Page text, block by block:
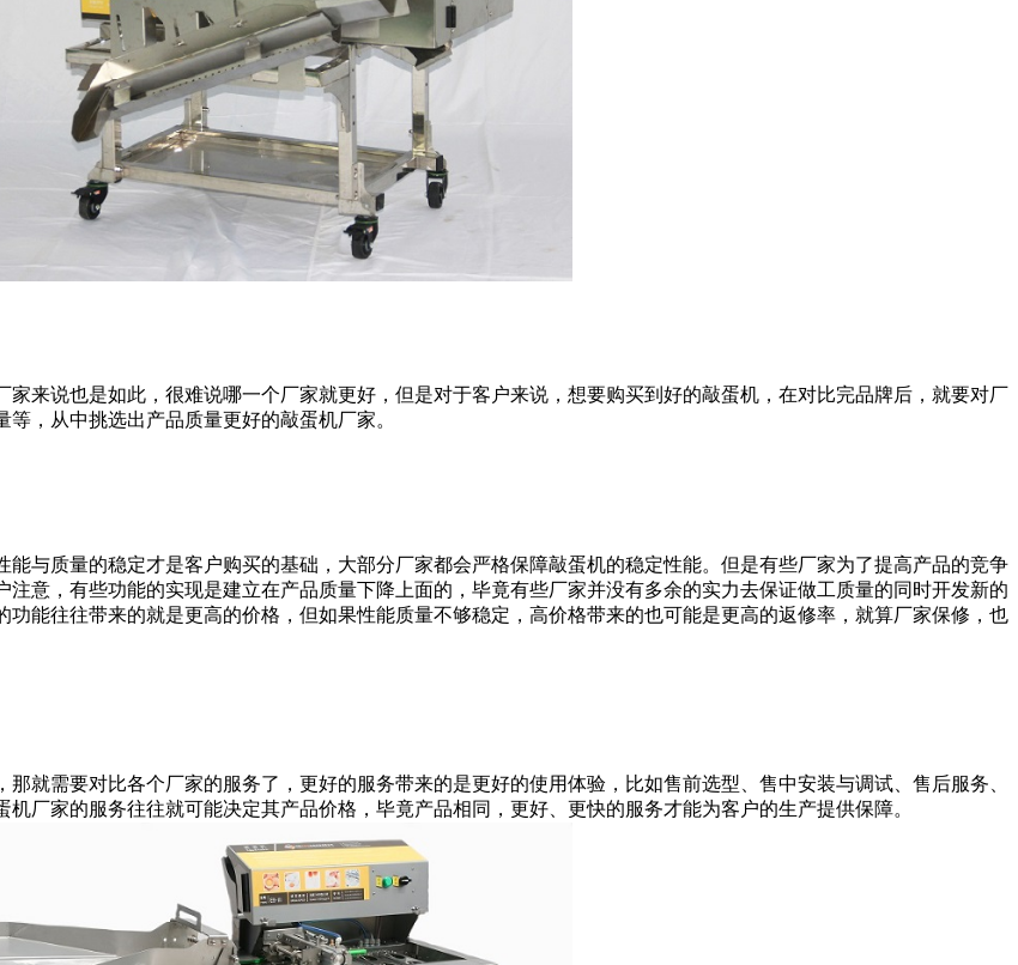
说也是如此，很难说哪一个厂家就更好，但是对于客户来说，想要购买到好的敲蛋机，在对比完品牌后，就要对厂
，从中挑选出产品质量更好的敲蛋机厂家。
质量的稳定才是客户购买的基础，大部分厂家都会严格保障敲蛋机的稳定性能。但是有些厂家为了提高产品的竞争
意，有些功能的实现是建立在产品质量下降上面的，毕竟有些厂家并没有多余的实力去保证做工质量的同时开发新的
能往往带来的就是更高的价格，但如果性能质量不够稳定，高价格带来的也可能是更高的返修率，就算厂家保修，也
需要对比各个厂家的服务了，更好的服务带来的是更好的使用体验，比如售前选型、售中安装与调试、售后服务、
厂家的服务往往就可能决定其产品价格，毕竟产品相同，更好、更快的服务才能为客户的生产提供保障。